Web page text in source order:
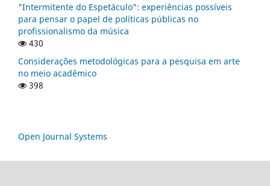
"Intermitente do Espetáculo": experiências possíveis
para pensar o papel de políticas públicas no
profissionalismo da música
430
Considerações metodológicas para a pesquisa em arte
no meio acadêmico
398
Open Journal Systems